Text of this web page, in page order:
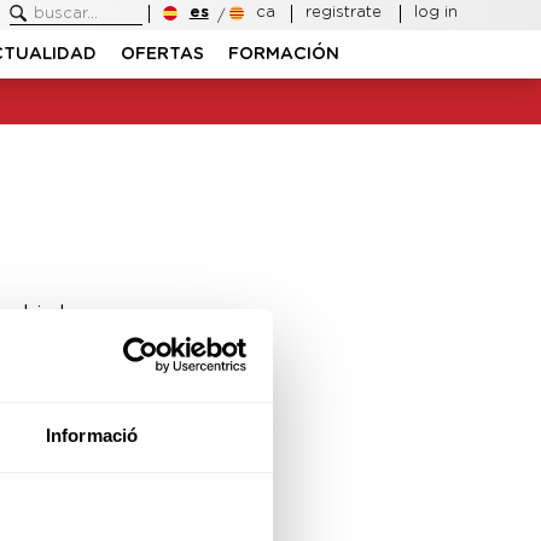
Informació
es ca registrate log in
OFERTAS FORMACIÓN